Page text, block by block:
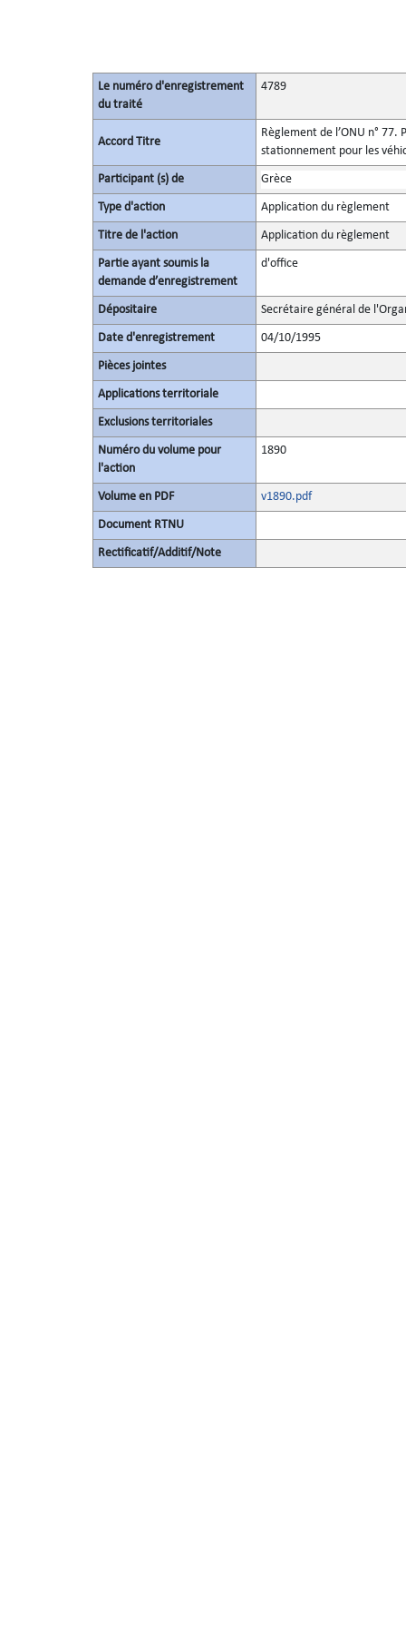
Le numéro d'enregistrement
du traité
4789
Accord Titre
Règlement de l’ONU n°
stationnement pour les
Participant (s) de Grèce
Type d'action Application du règlement
Titre de l'action Application du règlement
Partie ayant soumis la
demande d’enregistrement
d'office
Dépositaire Secrétaire général de
Date d'enregistrement 04/10/1995
Pièces jointes
Applications territoriale
Exclusions territoriales
Numéro du volume pour
l'action
1890
Volume en PDF v1890.pdf
Document RTNU
Rectificatif/Additif/Note